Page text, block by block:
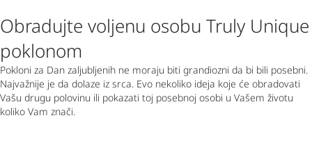
Obradujte voljenu osobu Truly Unique
poklonom
Pokloni za Dan zaljubljenih ne moraju biti grandiozni da bi bili posebni.
Najvažnije je da dolaze iz srca. Evo nekoliko ideja koje će obradovati
Vašu drugu polovinu ili pokazati toj posebnoj osobi u Vašem životu
koliko Vam znači.